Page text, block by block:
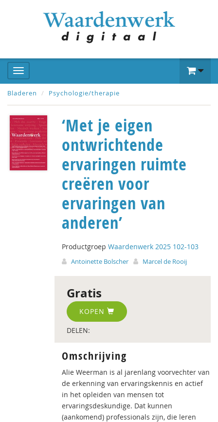
Bladeren Psychologie/therapie
‘Met je eigen
ontwrichtende
ervaringen ruimte
creëren voor
ervaringen van
anderen’
Productgroep Waardenwerk 2025 102-103
Antoinette Bolscher Marcel de Rooij
Gratis
KOPEN
DELEN:
Omschrijving
Alie Weerman is al jarenlang voorvechter van
de erkenning van ervaringskennis en actief
in het opleiden van mensen tot
ervaringsdeskundige. Dat kunnen
(aankomend) professionals zijn, die leren